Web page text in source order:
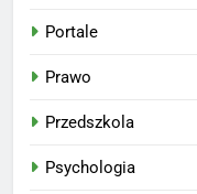
Portale
Prawo
Przedszkola
Psychologia